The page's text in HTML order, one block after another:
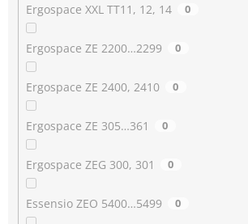
Ergospace XXL TT11, 12, 14 0
Ergospace ZE 2200…2299 0
Ergospace ZE 2400, 2410 0
Ergospace ZE 305…361 0
Ergospace ZEG 300, 301 0
Essensio ZEO 5400…5499 0